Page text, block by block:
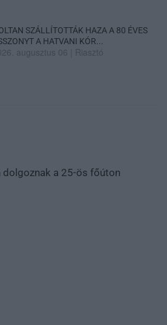
SZÁLLÍTOTTÁK HAZA A 80 ÉVES
A HATVANI KÓR...
augusztus 06 Riasztó
a 25-ös főúton